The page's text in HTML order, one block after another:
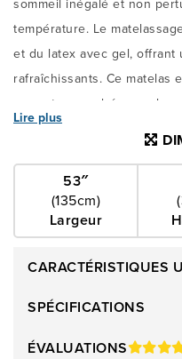
température. Le
et du latex avec gel,
rafraîchissants. Ce matelas
ressorts ensachés
mousse séparatrice de
diffuseur d’air.
Lire plus
53″
(135cm)
Largeur
CARACTÉRISTIQUES
SPÉCIFICATIONS
ÉVALUATIONS